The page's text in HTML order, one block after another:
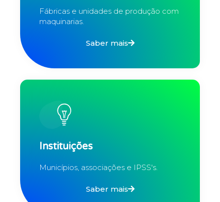
Fábricas e unidades de produção com
maquinarias.
Saber mais
Instituições
Municípios, associações e IPSS's.
Saber mais